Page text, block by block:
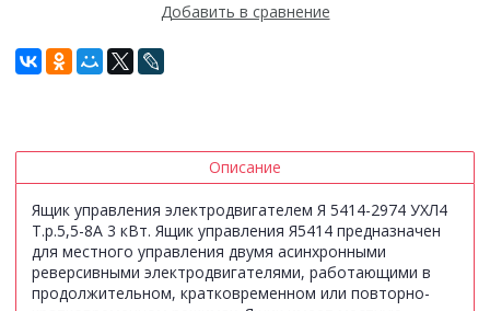
Добавить в сравнение
Описание
Ящик управления электродвигателем Я 5414-2974 УХЛ4
Т.р.5,5-8А 3 кВт. Ящик управления Я5414 предназначен
для местного управления двумя асинхронными
реверсивными электродвигателями, работающими в
продолжительном, кратковременном или повторно-